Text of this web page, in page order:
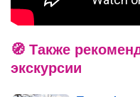
Также
экскурсии